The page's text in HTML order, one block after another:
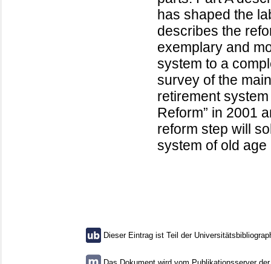
has shaped the
describes the
exemplary and
system to a
survey of the
retirement
Reform” in 2001
reform step will
system of old
Dieser Eintrag ist Teil der